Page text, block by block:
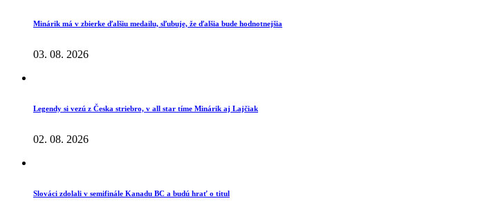
Minárik má v zbierke ďalšiu medailu, sľubuje, že ďalšia bude hodnotnejšia
03. 08. 2026
Legendy si vezú z Česka striebro, v all star tíme Minárik aj Lajčiak
02. 08. 2026
Slováci zdolali v semifinále Kanadu BC a budú hrať o titul